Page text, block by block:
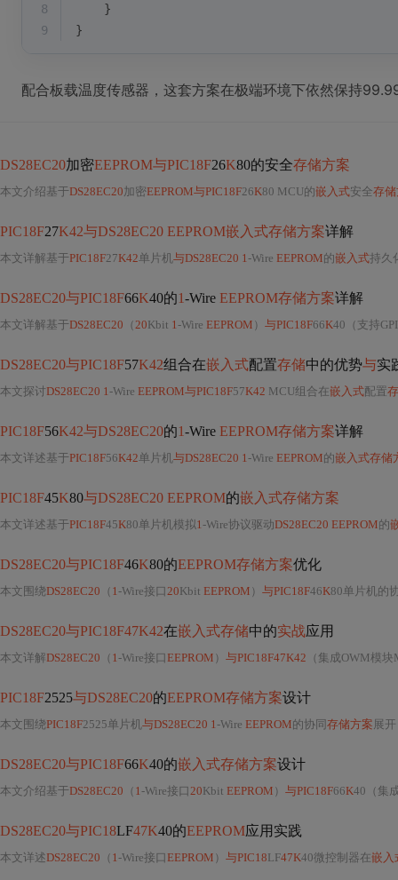
8
    }
9
}
配合板载温度传感器，这套方案在极端环境下依然保持
DS28EC20加密EEPROM与PIC18F26K80的安全存储方案
本文介绍基于DS28EC20加密EEPROM与PIC18F26K80 MCU的嵌入式安全存
PIC18F27K42与DS28EC20 EEPROM嵌入式存储方案详解
本文详解基于PIC18F27K42单片机与DS28EC20 1-Wire EEPROM的嵌入式持久
DS28EC20与PIC18F66K40的1-Wire EEPROM存储方案详解
本文详解基于DS28EC20 （20Kbit 1-Wire EEPROM ） 与PIC18F66K40（支持
DS28EC20与PIC18F57K42组合在嵌入式配置存储中的优势与实
本文探讨DS28EC20 1-Wire EEPROM与PIC18F57K42 MCU组合在嵌入式配置
PIC18F56K42与DS28EC20的1-Wire EEPROM存储方案详解
本文详述基于PIC18F56K42单片机与DS28EC20 1-Wire EEPROM的嵌入式存储
PIC18F45K80与DS28EC20 EEPROM的嵌入式存储方案
本文详述基于PIC18F45K80单片机模拟1-Wire协议驱动DS28EC20 EEPROM的
DS28EC20与PIC18F46K80的EEPROM存储方案优化
本文围绕DS28EC20 （ 1-Wire接口20Kbit EEPROM ） 与PIC18F46K80单片机的协同设
DS28EC20与PIC18F47K42在嵌入式存储中的实战应用
本文详解DS28EC20 （ 1-Wire接口EEPROM ） 与PIC18F47K42 （集成OWM模
PIC18F2525与DS28EC20的EEPROM存储方案设计
本文围绕PIC18F2525单片机与DS28EC20 1-Wire EEPROM的协同存储方案 展开，涵
DS28EC20与PIC18F66K40的嵌入式存储方案设计
本文介绍基于DS28EC20 （ 1-Wire接口20Kbit EEPROM ） 与PIC18F66K40（集
DS28EC20与PIC18LF47K40的EEPROM应用实践
本文详述DS28EC20 （ 1-Wire接口EEPROM ） 与PIC18LF47K40微控制器在嵌入